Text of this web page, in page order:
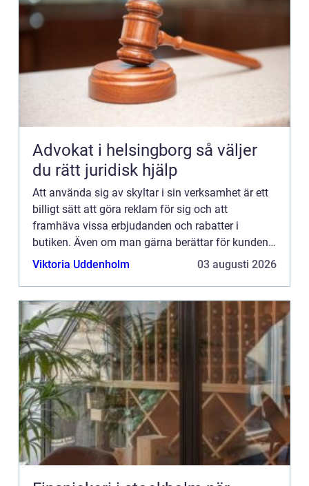
Advokat i helsingborg så väljer
du rätt juridisk hjälp
Att använda sig av skyltar i sin verksamhet är ett
billigt sätt att göra reklam för sig och att
framhäva vissa erbjudanden och rabatter i
butiken. Även om man gärna berättar för kunden
vad som finns i...
Viktoria Uddenholm 03 augusti 2026